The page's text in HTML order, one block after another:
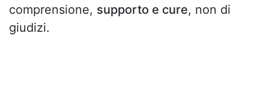
comprensione, supporto e cure, non di
giudizi.